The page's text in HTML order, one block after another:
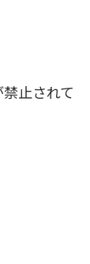
止されて